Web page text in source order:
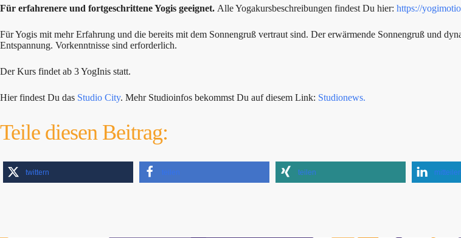
Für erfahrenere und fortgeschrittene Yogis geeignet. Alle Yogakursbeschreibungen findest Du hier: https://
Für Yogis mit mehr Erfahrung und die bereits mit dem Sonnengruß vertraut sind. Der erwärmende Sonnengruß und
Entspannung. Vorkenntnisse sind erforderlich.
Der Kurs findet ab 3 YogInis statt.
Hier findest Du das Studio City. Mehr Studioinfos bekommst Du auf diesem Link: Studionews.
Teile diesen Beitrag:
twittern teilen teilen mitteilen